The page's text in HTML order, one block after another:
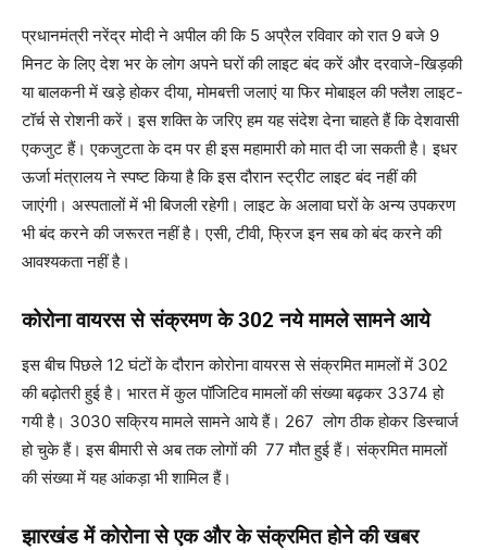
प्रधानमंत्री नरेंद्र मोदी ने अपील की कि 5 अप्रैल रविवार को रात 9 बजे 9
मिनट के लिए देश भर के लोग अपने घरों की लाइट बंद करें और दरवाजे-खिड़की
या बालकनी में खड़े होकर दीया, मोमबत्ती जलाएं या फिर मोबाइल की फ्लैश लाइट-
टॉर्च से रोशनी करें। इस शक्ति के जरिए हम यह संदेश देना चाहते हैं कि देशवासी
एकजुट हैं। एकजुटता के दम पर ही इस महामारी को मात दी जा सकती है। इधर
ऊर्जा मंत्रालय ने स्पष्ट किया है कि इस दौरान स्ट्रीट लाइट बंद नहीं की
जाएंगी। अस्पतालों में भी बिजली रहेगी। लाइट के अलावा घरों के अन्य उपकरण
भी बंद करने की जरूरत नहीं है। एसी, टीवी, फ्रिज इन सब को बंद करने की
आवश्यकता नहीं है।
कोरोना वायरस से संक्रमण के 302 नये मामले सामने आये
इस बीच पिछले 12 घंटों के दौरान कोरोना वायरस से संक्रमित मामलों में 302
की बढ़ोतरी हुई है। भारत में कुल पॉजिटिव मामलों की संख्या बढ़कर 3374 हो
गयी है। 3030 सक्रिय मामले सामने आये हैं। 267 लोग ठीक होकर डिस्चार्ज
हो चुके हैं। इस बीमारी से अब तक लोगों की 77 मौत हुई हैं। संक्रमित मामलों
की संख्या में यह आंकड़ा भी शामिल हैं।
झारखंड में कोरोना से एक और के संक्रमित होने की खबर